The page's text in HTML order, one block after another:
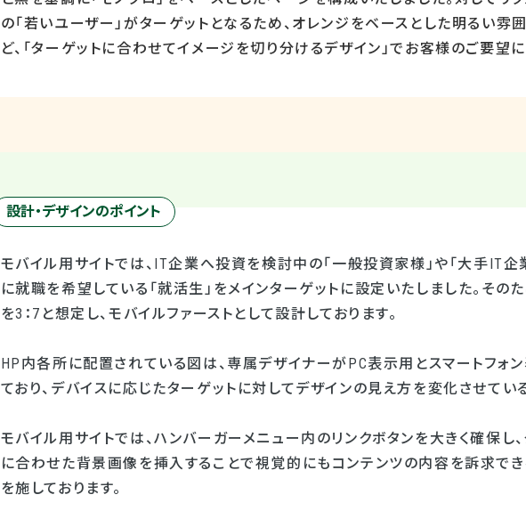
の「若いユーザー」がターゲットとなるため、オレンジをベースとした明るい
ど、「ターゲットに合わせてイメージを切り分けるデザイン」でお客様のご要望
設計・デザインのポイント
モバイル用サイトでは、IT企業へ投資を検討中の「一般投資家様」や「大手IT企
に就職を希望している「就活生」をメインターゲットに設定いたしました。その
を3：7と想定し、モバイルファーストとして設計しております。
HP内各所に配置されている図は、専属デザイナーがPC表示用とスマートフォ
ており、デバイスに応じたターゲットに対してデザインの見え方を変化させてい
モバイル用サイトでは、ハンバーガーメニュー内のリンクボタンを大きく確保し
に合わせた背景画像を挿入することで視覚的にもコンテンツの内容を訴求で
を施しております。